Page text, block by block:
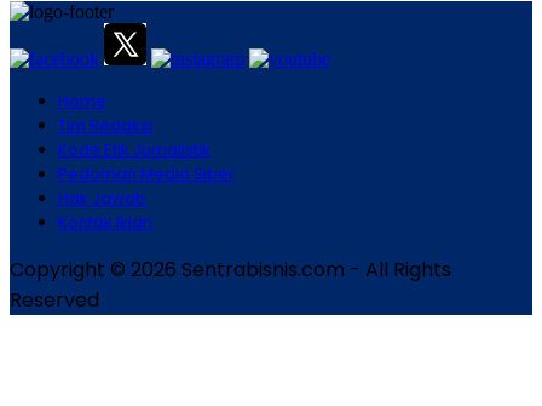
Home
Tim Redaksi
Kode Etik Jurnalistik
Pedoman Media Siber
Hak Jawab
Kontak Iklan
Copyright © 2026 Sentrabisnis.com - All Rights
Reserved